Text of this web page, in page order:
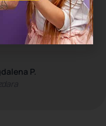
i igrala se, a
od umora. Ovo
koji pamtimo."
P.